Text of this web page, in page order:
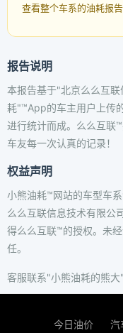
查看整个车系的油耗报
报告说明
本报告基于"北京么么互
耗"™App的车主用户上传
进行统计而成。么么互联
车友每一次认真的记录！
权益声明
小熊油耗™网站的车型车
么么互联信息技术有限公
得么么互联™的授权。未
任。
客服联系"小熊油耗的熊
今日油价 汽